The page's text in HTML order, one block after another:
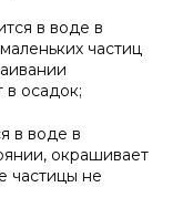
в воде в
частиц
осадок;
в воде в
окрашивает
частицы не